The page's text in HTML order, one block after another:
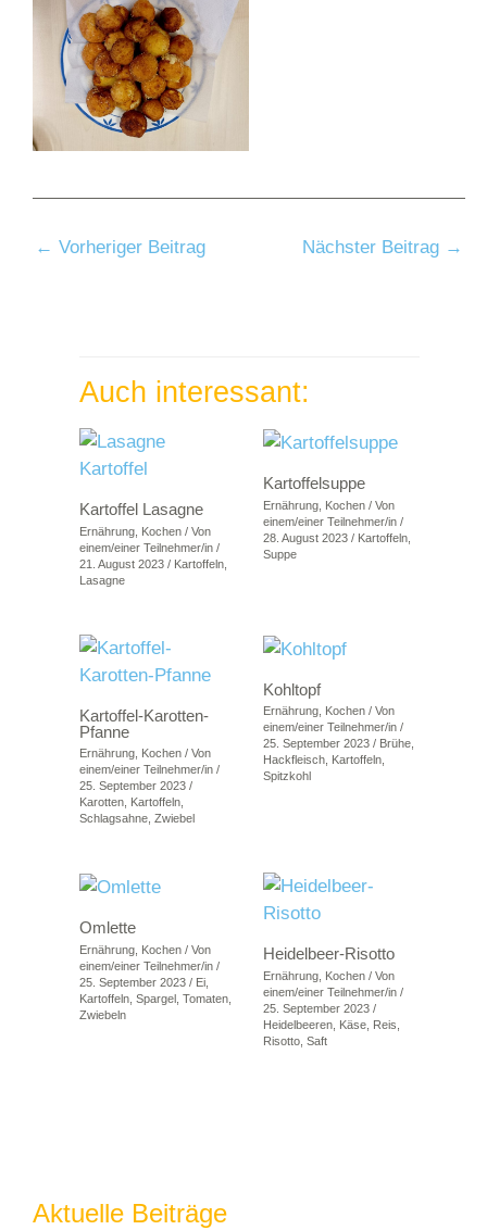
← Vorheriger Beitrag Nächster Beitrag →
Auch interessant:
Kartoffel Lasagne
Ernährung, Kochen/ Von
einem/einer Teilnehmer/in /
21. August 2023 / Kartoffeln,
Lasagne
Kartoffelsuppe
Ernährung, Kochen/ Von
einem/einer Teilnehmer/in /
28. August 2023 / Kartoffeln,
Suppe
Kartoffel-Karotten-
Pfanne
Ernährung, Kochen/ Von
einem/einer Teilnehmer/in /
25. September 2023 /
Karotten, Kartoffeln,
Schlagsahne, Zwiebel
Kohltopf
Ernährung, Kochen/ Von
einem/einer Teilnehmer/in /
25. September 2023 / Brühe,
Hackfleisch, Kartoffeln,
Spitzkohl
Omlette
Ernährung, Kochen/ Von
einem/einer Teilnehmer/in /
25. September 2023 / Ei,
Kartoffeln, Spargel, Tomaten,
Zwiebeln
Heidelbeer-Risotto
Ernährung, Kochen/ Von
einem/einer Teilnehmer/in /
25. September 2023 /
Heidelbeeren, Käse, Reis
Risotto, Saft
Aktuelle Beiträge